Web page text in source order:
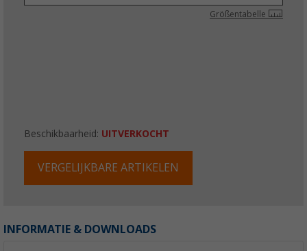
Größentabelle
Beschikbaarheid: UITVERKOCHT
VERGELIJKBARE ARTIKELEN
INFORMATIE & DOWNLOADS